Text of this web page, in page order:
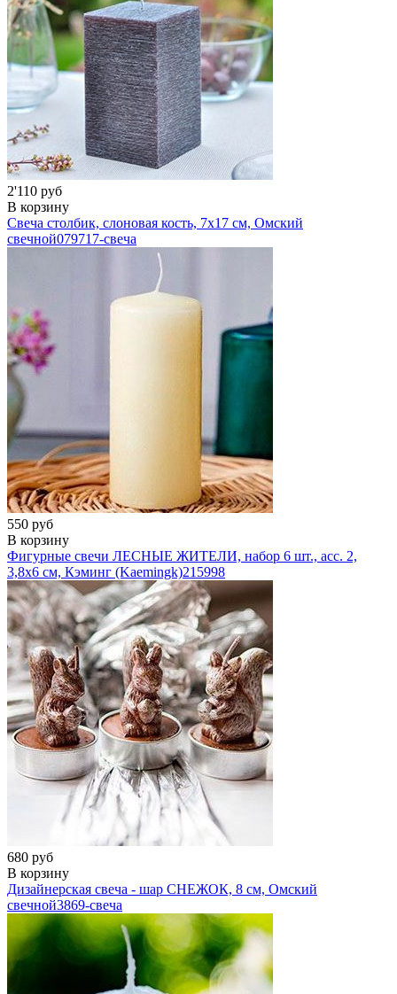
2'110 руб
В корзину
Свеча столбик, слоновая кость, 7х17 см, Омский
свечной079717-свеча
550 руб
В корзину
Фигурные свечи ЛЕСНЫЕ ЖИТЕЛИ, набор 6 шт., асс. 2,
3,8х6 см, Кэминг (Kaemingk)215998
680 руб
В корзину
Дизайнерская свеча - шар СНЕЖОК, 8 см, Омский
свечной3869-свеча